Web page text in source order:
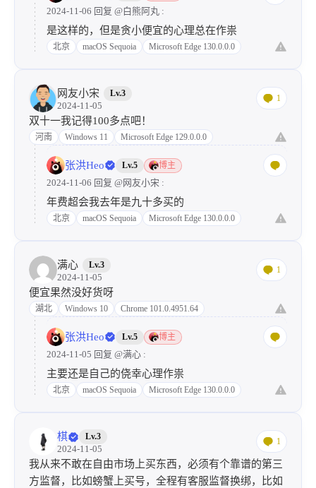
2024-11-06 回复 @白熊阿丸 :
是这样的，但是贪小便宜的心理总在作祟
北京 macOS Sequoia Microsoft Edge 130.0.0.0
网友小宋 Lv.3
2024-11-05
1
双十一我记得100多点吧！
河南 Windows 11 Microsoft Edge 129.0.0.0
张洪Heo Lv.5 博主
2024-11-06 回复 @网友小宋 :
年费超会我去年是九十多买的
北京 macOS Sequoia Microsoft Edge 130.0.0.0
满心 Lv.3
2024-11-05
1
便宜果然没好货呀
湖北 Windows 10 Chrome 101.0.4951.64
张洪Heo Lv.5 博主
2024-11-05 回复 @满心 :
主要还是自己的侥幸心理作祟
北京 macOS Sequoia Microsoft Edge 130.0.0.0
棋 Lv.3
2024-11-05
1
我从来不敢在自由市场上买东西，必须有个靠谱的第三
方监督，比如螃蟹上买号，全程有客服监督换绑，比如